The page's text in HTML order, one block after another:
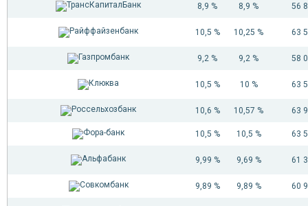
8,9 % 8,9 % 56
10,5 % 10,25 % 63
9,2 % 9,2 % 58
10,5 % 10 % 63
10,6 % 10,57 % 63
10,5 % 10,5 % 63
9,99 % 9,69 % 61
9,89 % 9,89 % 60